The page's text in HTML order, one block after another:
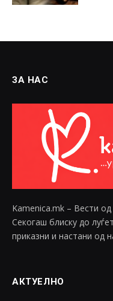
ЗА НАС
Kamenica.mk – Вести
Секогаш блиску до
приказни и настани од
АКТУЕЛНО